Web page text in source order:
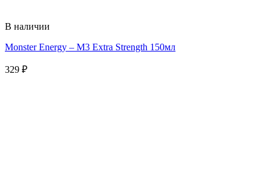
В наличии
Monster Energy – M3 Extra Strength 150мл
329 ₽